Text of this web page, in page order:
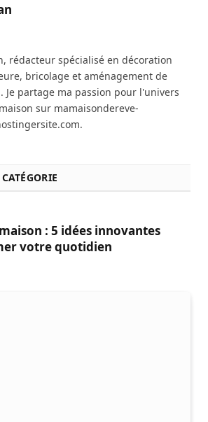
rédacteur spécialisé en décoration
bricolage et aménagement de
Je partage ma passion pour l'univers
sur mamaisondereve-
: 5 idées innovantes
votre quotidien